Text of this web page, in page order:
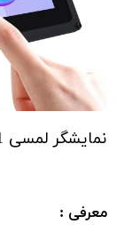
معرفی :